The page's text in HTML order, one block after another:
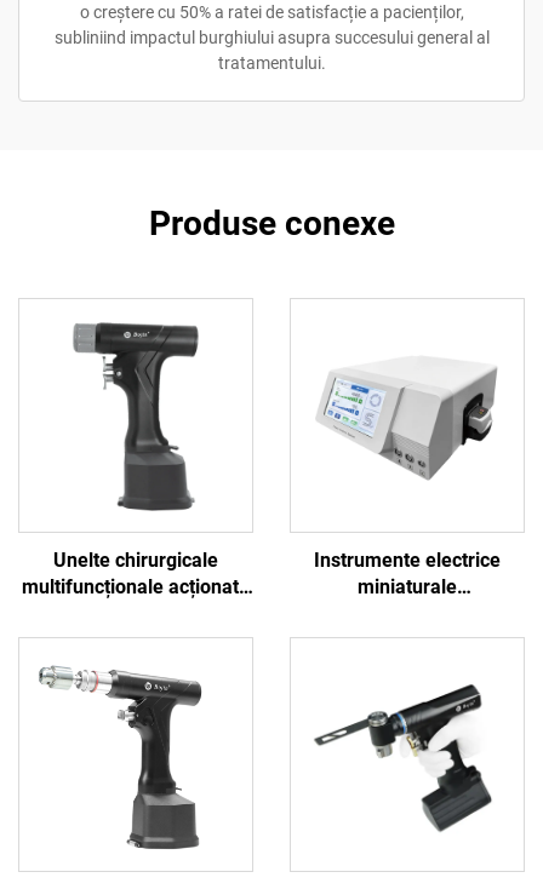
o creștere cu 50% a ratei de satisfacție a pacienților,
subliniind impactul burghiului asupra succesului general al
tratamentului.
Produse conexe
Unelte chirurgicale
multifuncționale acționate
5600 pentru chirurgia
osoasă
Instrumente electrice
miniaturale
pentru chirurgie neuro-